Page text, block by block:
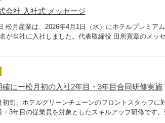
会社 入社式 メッセージ
松月産業は、2026年4月1日（水）にホテルプレミア
が当社に入社しました。代表取締役 田所寛章のメッ
にー松月初の入社2年目・3年目合同研修実施
旬、ホテルグリーンチェーンのフロントスタッフに
・3年目の従業員を対象としたスキルアップ研修です